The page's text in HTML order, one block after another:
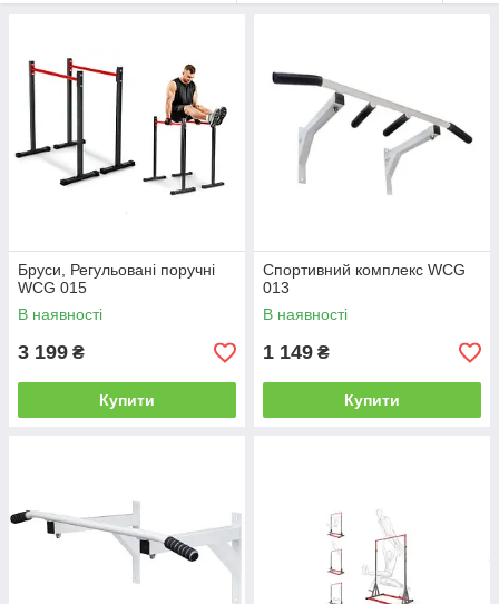
Бруси, Регульовані поручні
WCG 015
В наявності
3 199 ₴
Купити
Спортивний комплекс WCG
013
В наявності
1 149 ₴
Купити